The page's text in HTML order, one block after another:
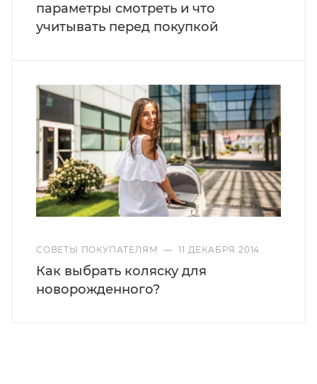
параметры смотреть и что
учитывать перед покупкой
СОВЕТЫ ПОКУПАТЕЛЯМ — 11 ДЕКАБРЯ 2014
Как выбрать коляску для
новорожденного?